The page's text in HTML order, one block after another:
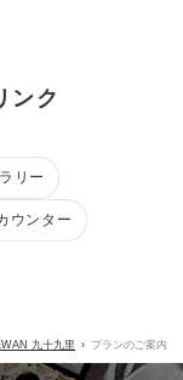
ンク
リー
ウンター
九十九里 プランのご案内